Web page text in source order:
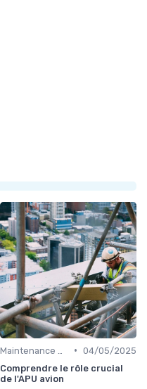
• 04/05/2025
Comprendre le rôle crucial
de l'APU avion